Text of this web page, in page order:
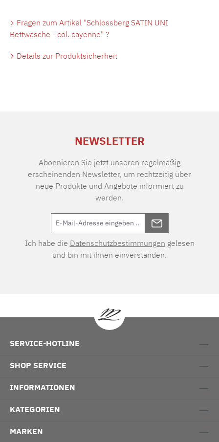
Fragen zum Artikel "Schlossberg SATIN UNI
Bettwäsche - col. cayenne" ?
Details zur Produktsicherheit
NEWSLETTER
Abonnieren Sie jetzt unseren regelmäßig
erscheinenden Newsletter, um rechtzeitig über
neue Produkte und Angebote informiert zu
werden.
Ich habe die Datenschutzbestimmungen gelesen
und bin mit ihnen einverstanden.
SERVICE-HOTLINE
SHOP SERVICE
INFORMATIONEN
KATEGORIEN
MARKEN